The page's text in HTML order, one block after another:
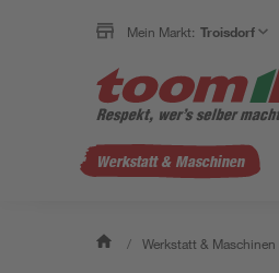
Mein Markt: Troisdorf
Werkstatt & Maschinen
/ Werkstatt & Maschinen